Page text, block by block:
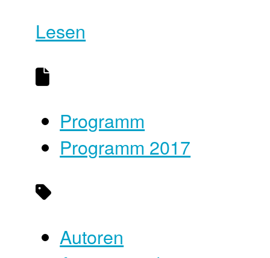
Lesen
Programm
Programm 2017
Autoren